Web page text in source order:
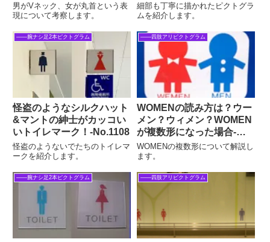
男がVネック、女が丸首という表
現について考察します。
細部も丁寧に描かれたピクトグラ
ムを紹介します。
――腕ナシ足2本ピクトグラム
怪盗のようなシルクハット
&マントの紳士がカッコい
いトイレマーク！-No.1108
怪盗のようないでたちのトイレマ
ークを紹介します。
――四肢アリピクトグラム
WOMENの読み方は？ウー
メン？ウィメン？WOMEN
が複数形になった場合-
No.127
WOMENの複数形について解説し
ます。
――腕ナシ足2本ピクトグラム ――四肢アリピクトグラム